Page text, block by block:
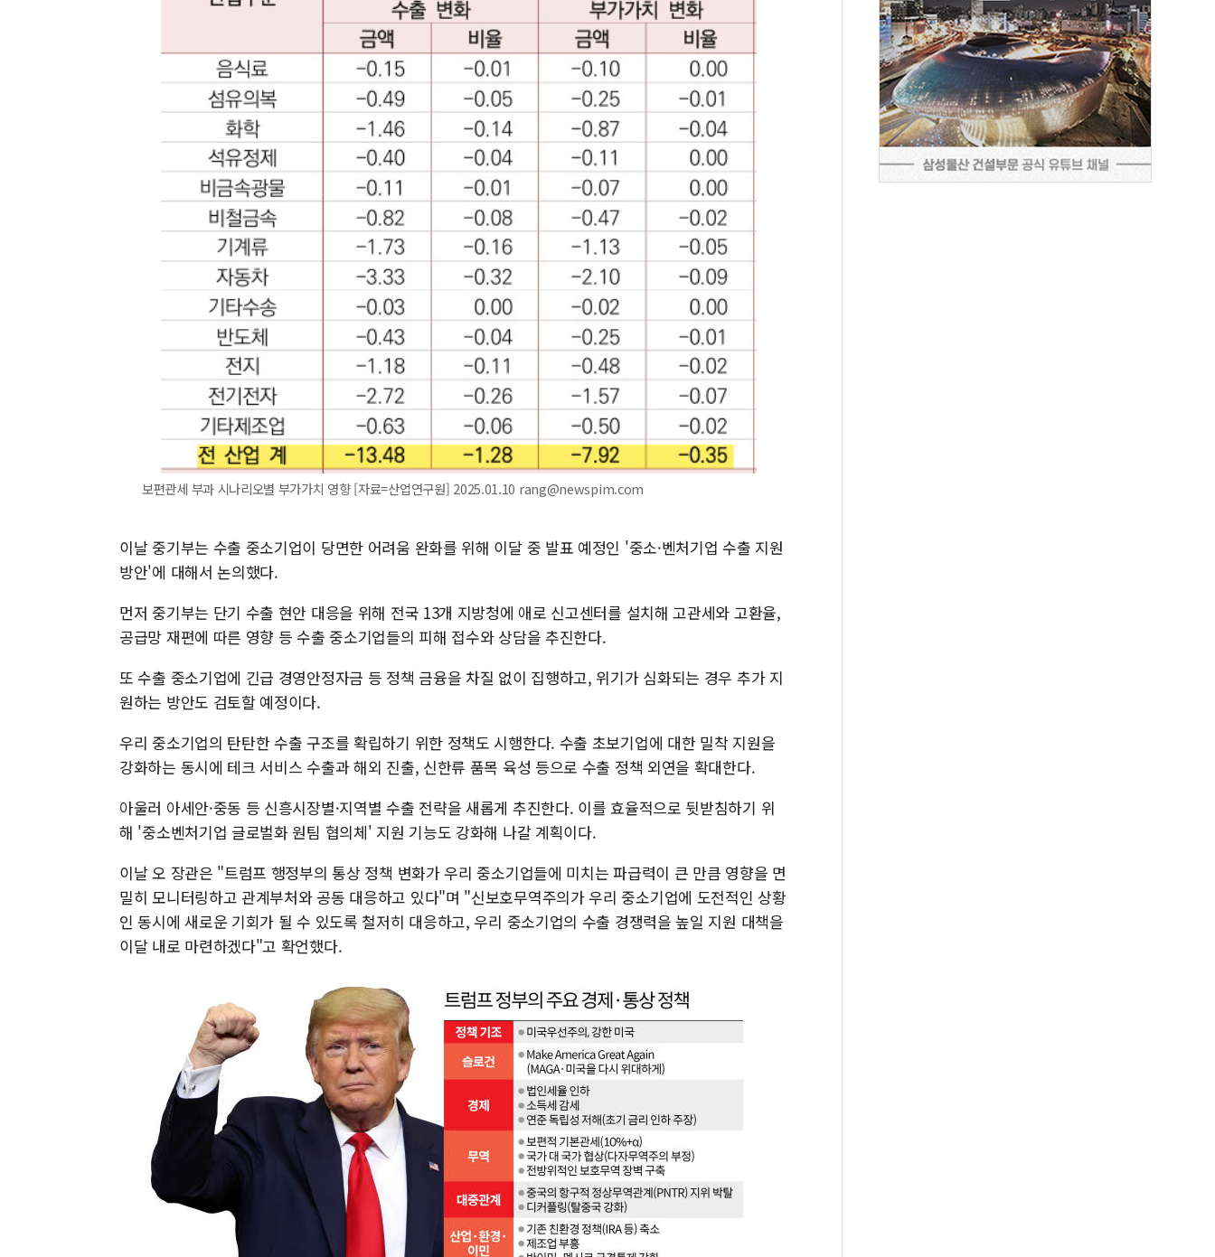
보편관세 부과 시나리오별 부가가치 영향 [자료=산업연구원] 2025.01.10 rang@newspim.com
이날 중기부는 수출 중소기업이 당면한 어려움 완화를 위해 이달 중 발표 예정인 '중소·벤처기업 수출 지원
방안'에 대해서 논의했다.
먼저 중기부는 단기 수출 현안 대응을 위해 전국 13개 지방청에 애로 신고센터를 설치해 고관세와 고환율,
공급망 재편에 따른 영향 등 수출 중소기업들의 피해 접수와 상담을 추진한다.
또 수출 중소기업에 긴급 경영안정자금 등 정책 금융을 차질 없이 집행하고, 위기가 심화되는 경우 추가 지
원하는 방안도 검토할 예정이다.
우리 중소기업의 탄탄한 수출 구조를 확립하기 위한 정책도 시행한다. 수출 초보기업에 대한 밀착 지원을
강화하는 동시에 테크 서비스 수출과 해외 진출, 신한류 품목 육성 등으로 수출 정책 외연을 확대한다.
아울러 아세안·중동 등 신흥시장별·지역별 수출 전략을 새롭게 추진한다. 이를 효율적으로 뒷받침하기 위
해 '중소벤처기업 글로벌화 원팀 협의체' 지원 기능도 강화해 나갈 계획이다.
이날 오 장관은 "트럼프 행정부의 통상 정책 변화가 우리 중소기업들에 미치는 파급력이 큰 만큼 영향을 면
밀히 모니터링하고 관계부처와 공동 대응하고 있다"며 "신보호무역주의가 우리 중소기업에 도전적인 상황
인 동시에 새로운 기회가 될 수 있도록 철저히 대응하고, 우리 중소기업의 수출 경쟁력을 높일 지원 대책을
이달 내로 마련하겠다"고 확언했다.